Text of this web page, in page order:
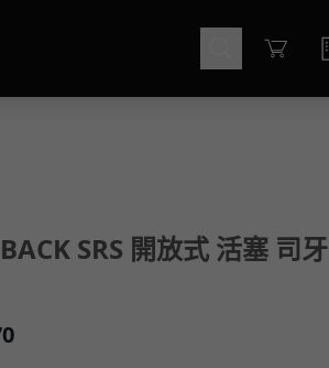
Cart
SRS 開放式 活塞 司牙